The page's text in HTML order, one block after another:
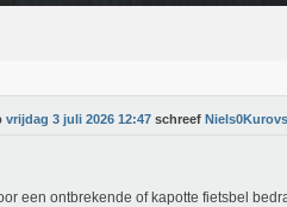
vrijdag 3 juli 2026 12:47 schreef
een ontbrekende of kapotte fietsbel